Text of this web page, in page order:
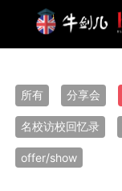
所有 分享会
名校访校回忆录
offer/show